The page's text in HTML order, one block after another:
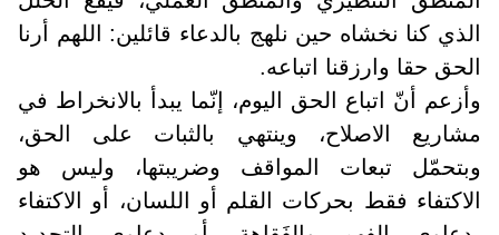
الذي كنا نخشاه حين نلهج بالدعاء قائلين: اللهم أرنا
الحق حقا وارزقنا اتباعه.
وأزعم أنّ اتباع الحق اليوم، إنّما يبدأ بالانخراط في
مشاريع الاصلاح، وينتهي بالثبات على الحق،
وبتحمّل تبعات المواقف وضريبتها، وليس هو
الاكتفاء فقط بحركات القلم أو اللسان، أو الاكتفاء